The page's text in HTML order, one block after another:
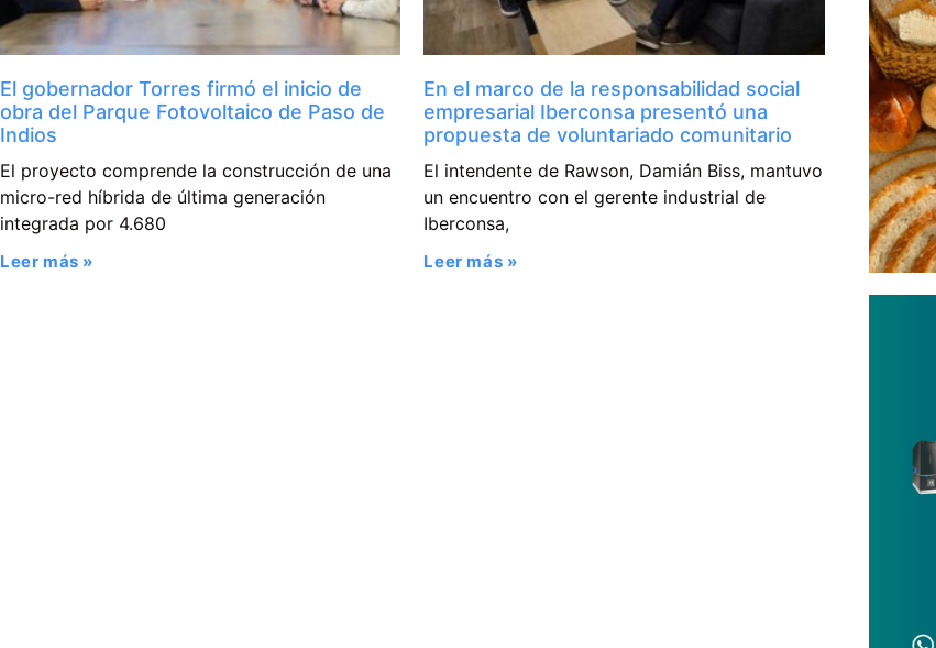
El gobernador Torres firmó el inicio de
obra del Parque Fotovoltaico de Paso de
Indios
El proyecto comprende la construcción de una
micro-red híbrida de última generación
integrada por 4.680
Leer más »
En el marco de la responsabilidad social
empresarial Iberconsa presentó una
propuesta de voluntariado comunitario
El intendente de Rawson, Damián Biss, mantuvo
un encuentro con el gerente industrial de
Iberconsa,
Leer más »